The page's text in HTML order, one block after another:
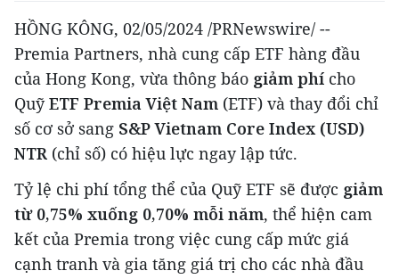
HỒNG KÔNG, 02/05/2024 /PRNewswire/ --
Premia Partners, nhà cung cấp ETF hàng đầu
của Hong Kong, vừa thông báo giảm phí cho
QuỹETF Premia Việt Nam (ETF) và thay đổi chỉ
số cơ sở sang S&P Vietnam Core Index (USD)
NTR (chỉ số) có hiệu lực ngay lập tức.
Tỷ lệ chi phí tổng thể của Quỹ ETF sẽ được giảm
từ 0,75% xuống 0,70% mỗi năm, thể hiện cam
kết của Premia trong việc cung cấp mức giá
cạnh tranh và gia tăng giá trị cho các nhà đầu